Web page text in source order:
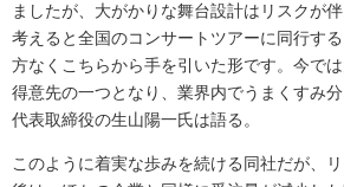
ましたが、大がかりな舞台設計はリスクが
考えると全国のコンサートツアーに同行す
方なくこちらから手を引いた形です。今で
得意先の一つとなり、業界内でうまくすみ
代表取締役の生山陽一氏は語る。
このように着実な歩みを続ける同社だが、